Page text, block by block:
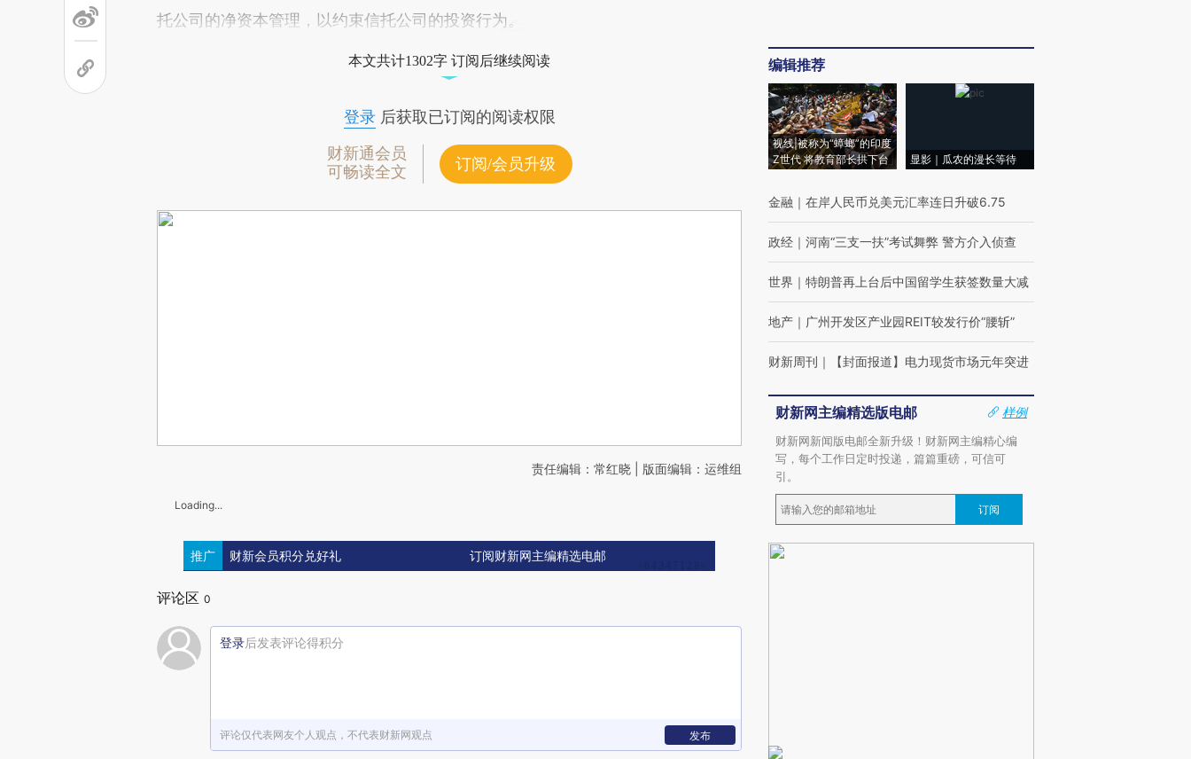
托公司的净资本管理，以约束信托公司的投资行为。
本文共计1302字 订阅后继续阅读
登录后获取已订阅的阅读权限
财新通会员
可畅读全文
订阅/会员升级
责任编辑：常红晓 | 版面编辑：运维组
Loading...
推广 财新会员积分兑好礼 订阅财新网主编精选电邮
评论区 0
登录后发表评论得积分
评论仅代表网友个人观点，不代表财新网观点 发布
编辑推荐
视线|被称为“蟑螂”的印度
Z世代 将教育部长拱下台
显影｜瓜农的漫长等待
金融 ｜ 在岸人民币兑美元汇率连日升破6.75
政经 ｜ 河南“三支一扶”考试舞弊 警方介入侦查
世界 ｜ 特朗普再上台后中国留学生获签数量大减
地产 ｜ 广州开发区产业园REIT较发行价“腰斩”
财新周刊 ｜ 【封面报道】电力现货市场元年突进
财新网主编精选版电邮
样例
财新网新闻版电邮全新升级！财新网主编精心编
写，每个工作日定时投递，篇篇重磅，可信可
引。
订阅